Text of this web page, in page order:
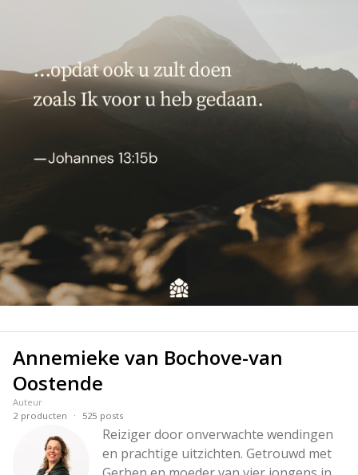
Annemieke van Bochove-van
Oostende
Auteur
2 producten · 525 posts
Reiziger door onverwachte wendingen
en prachtige uitzichten. Getrouwd met